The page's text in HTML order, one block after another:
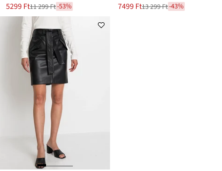
Új
ár
5299 Ft
Leárazva
11 299 Ft
11 299 Ft-53% Új
7499 Ft
Leárazva13 299 Ft-43%